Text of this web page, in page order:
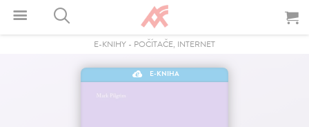
E-KNIHY - POČÍTAČE, INTERNET
E-KNIHA